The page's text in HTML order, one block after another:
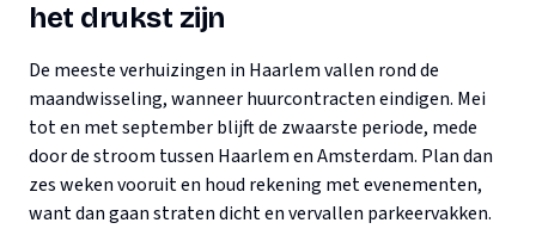
het drukst zijn
De meeste verhuizingen in Haarlem vallen rond de
maandwisseling, wanneer huurcontracten eindigen. Mei
tot en met september blijft de zwaarste periode, mede
door de stroom tussen Haarlem en Amsterdam. Plan dan
zes weken vooruit en houd rekening met evenementen,
want dan gaan straten dicht en vervallen parkeervakken.